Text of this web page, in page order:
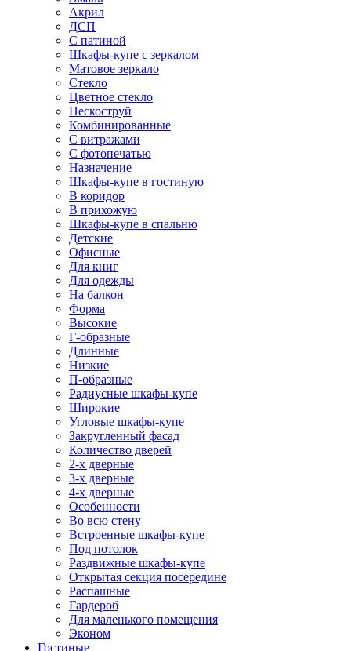
Акрил
ДСП
С патиной
Шкафы-купе с зеркалом
Матовое зеркало
Стекло
Цветное стекло
Пескоструй
Комбинированные
С витражами
С фотопечатью
Назначение
Шкафы-купе в гостиную
В коридор
В прихожую
Шкафы-купе в спальню
Детские
Офисные
Для книг
Для одежды
На балкон
Форма
Высокие
Г-образные
Длинные
Низкие
П-образные
Радиусные шкафы-купе
Широкие
Угловые шкафы-купе
Закругленный фасад
Количество дверей
2-х дверные
3-х дверные
4-х дверные
Особенности
Во всю стену
Встроенные шкафы-купе
Под потолок
Раздвижные шкафы-купе
Открытая секция посередине
Распашные
Гардероб
Для маленького помещения
Эконом
Гостиные